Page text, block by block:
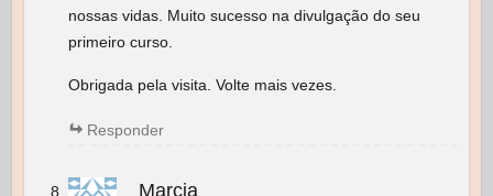
nossas vidas. Muito sucesso na divulgação do seu
primeiro curso.
Obrigada pela visita. Volte mais vezes.
Responder
Marcia